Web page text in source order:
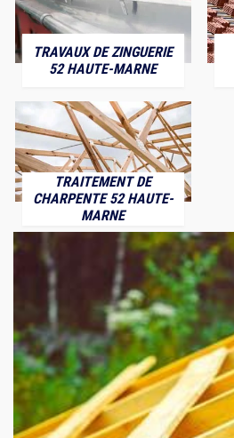
TRAVAUX DE ZINGUERIE
52 HAUTE-MARNE
TRAITEMENT DE
CHARPENTE 52 HAUTE-
MARNE